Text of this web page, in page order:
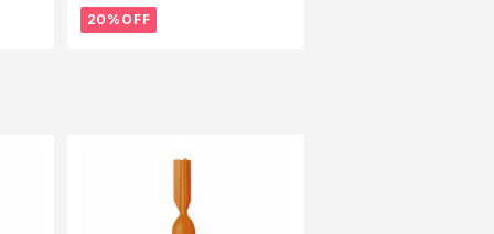
20%OFF